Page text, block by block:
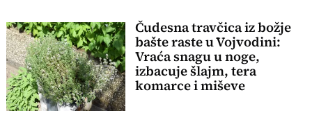
Čudesna travčica iz božje
bašte raste u Vojvodini:
Vraća snagu u noge,
izbacuje šlajm, tera
komarce i miševe